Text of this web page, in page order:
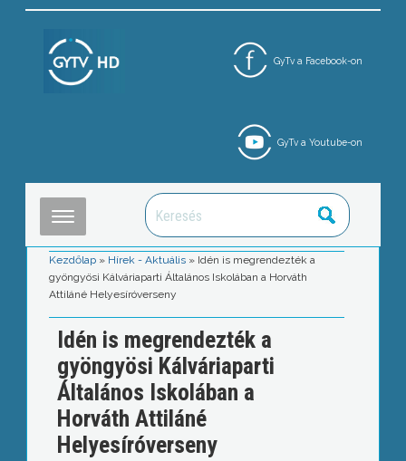
GyTv a Facebook-on
GyTv a Youtube-on
Kezdőlap » Hírek - Aktuális » Idén is megrendezték a
gyöngyösi Kálváriaparti Általános Iskolában a Horváth
Attiláné Helyesíróverseny
Idén is megrendezték a
gyöngyösi Kálváriaparti
Általános Iskolában a
Horváth Attiláné
Helyesíróverseny